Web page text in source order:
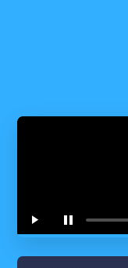
play_arrow pause